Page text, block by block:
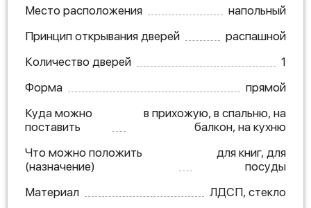
Место расположения
напольный
Принцип открывания дверей
распашной
Количество дверей
1
Форма
прямой
Куда можно
поставить
в прихожую, в спальню, на
балкон, на кухню
Что можно положить
(назначение)
для книг, для
посуды
Материал
ЛДСП, стекло